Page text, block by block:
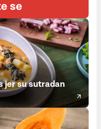
se
jer su sutradan